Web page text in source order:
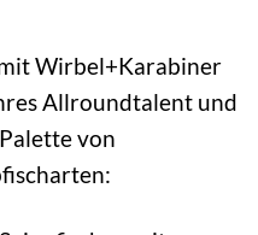
Wirbel+Karabiner
Allroundtalent und
von